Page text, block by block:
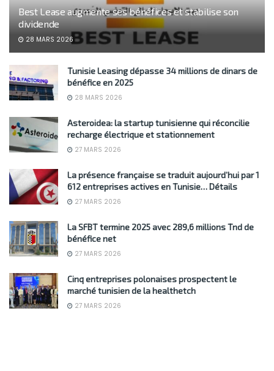
Best Lease augmente ses bénéfices et stabilise son
dividende
28 MARS 2026
Tunisie Leasing dépasse 34 millions de dinars de
bénéfice en 2025
28 MARS 2026
Asteroidea: la startup tunisienne qui réconcilie
recharge électrique et stationnement
27 MARS 2026
La présence française se traduit aujourd’hui par 1
612 entreprises actives en Tunisie… Détails
27 MARS 2026
La SFBT termine 2025 avec 289,6 millions Tnd de
bénéfice net
27 MARS 2026
Cinq entreprises polonaises prospectent le
marché tunisien de la healthetch
27 MARS 2026